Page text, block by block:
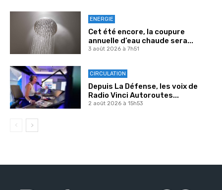
ENERGIE
Cet été encore, la coupure
annuelle d’eau chaude sera...
3 août 2026 à 7h51
CIRCULATION
Depuis La Défense, les voix de
Radio Vinci Autoroutes...
2 août 2026 à 15h53